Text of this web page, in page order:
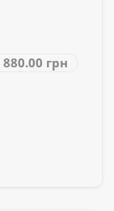
880.00 грн